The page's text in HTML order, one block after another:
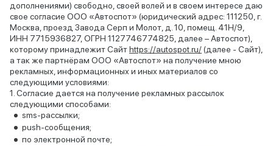
дополнениями) свободно, своей волей и в своем интересе даю
свое согласие ООО «Автоспот» (юридический адрес: 111250, г.
Москва, проезд Завода Серп и Молот, д. 10, помещ. 41Н/9,
ИНН 7715936827, ОГРН 1127746774825, далее – Автоспот),
которому принадлежит Сайтhttps://autospot.ru/(далее - Сайт),
а так же партнёрам ООО «Автоспот» на получение мною
рекламных, информационных и иных материалов со
следующими условиями:
Согласие дается на получение рекламных рассылок
следующими способами:
sms-рассылки;
push-сообщения;
по электронной почте;